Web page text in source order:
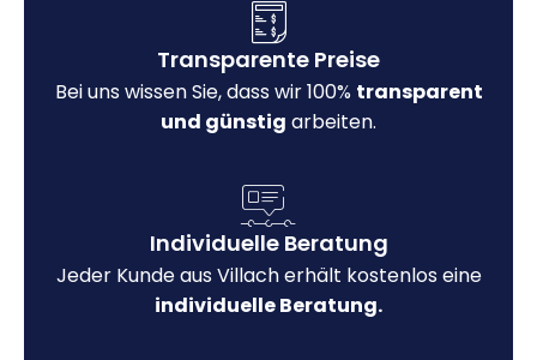
Transparente Preise
Bei uns wissen Sie, dass wir 100% transparent
und günstig arbeiten.
Individuelle Beratung
Jeder Kunde aus Villach erhält kostenlos eine
individuelle Beratung.